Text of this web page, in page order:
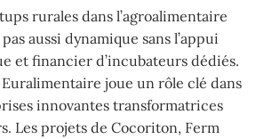
rurales dans l’agroalimentaire
aussi dynamique sans l’appui
et financier d’incubateurs dédiés.
joue un rôle clé dans
innovantes transformatrices
Les projets de Cocoriton, Ferm